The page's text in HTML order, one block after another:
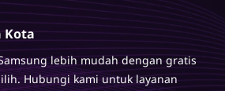
Kota
lebih mudah dengan gratis
Hubungi kami untuk layanan